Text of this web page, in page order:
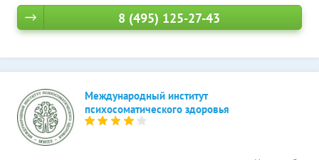
8 (495) 125-27-43
Международный институт
психосоматического здоровья